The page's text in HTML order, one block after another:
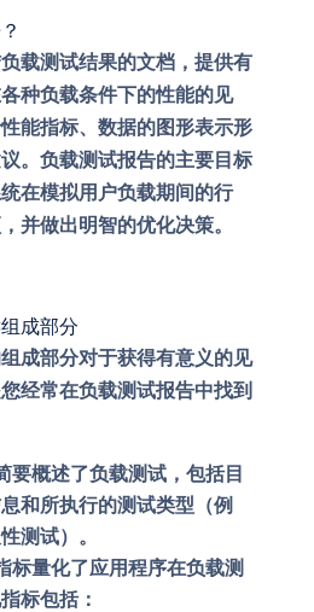
载测试结果的文档，提供有
种负载条件下的性能的见
能指标、数据的图形表示形
。负载测试报告的主要目标
在模拟用户负载期间的行
并做出明智的优化决策。
成部分
成部分对于获得有意义的见
经常在负载测试报告中找到
要概述了负载测试，包括目
和所执行的测试类型（例
测试）。
标量化了应用程序在负载测
标包括：